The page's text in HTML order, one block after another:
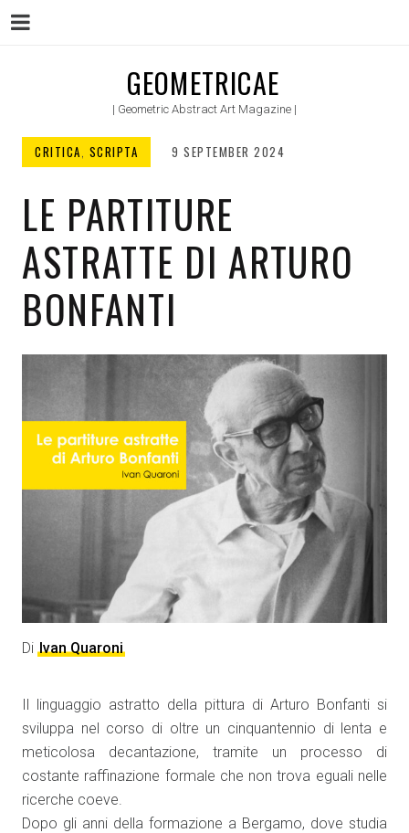
GEOMETRICAE
| Geometric Abstract Art Magazine |
CRITICA, SCRIPTA 9 SEPTEMBER 2024
LE PARTITURE
ASTRATTE DI ARTURO
BONFANTI
Di Ivan Quaroni
Il linguaggio astratto della pittura di Arturo Bonfanti si
sviluppa nel corso di oltre un cinquantennio di lenta e
meticolosa decantazione, tramite un processo di
costante raffinazione formale che non trova eguali nelle
ricerche coeve.
Dopo gli anni della formazione a Bergamo, dove studia
Menu